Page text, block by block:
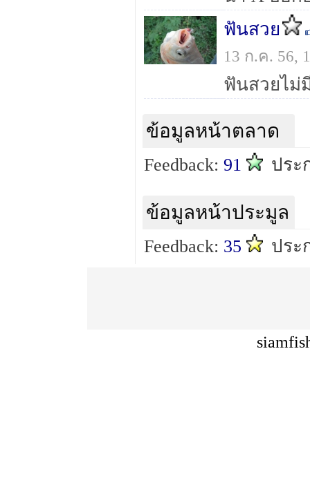
ฟันสวย
13 ก.ค. 56,
ข้อมูลหน้าตลาด
Feedback: 91 ประ
ข้อมูลหน้าประมูล
Feedback: 35 ประ